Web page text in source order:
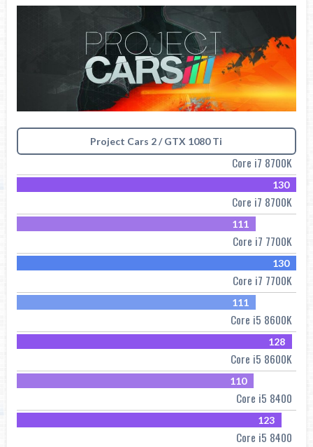
Project Cars 2 / GTX 1080 Ti
Core i7 8700K
130
Core i7 8700K
111
Core i7 7700K
130
Core i7 7700K
111
Core i5 8600K
128
Core i5 8600K
110
Core i5 8400
123
Core i5 8400